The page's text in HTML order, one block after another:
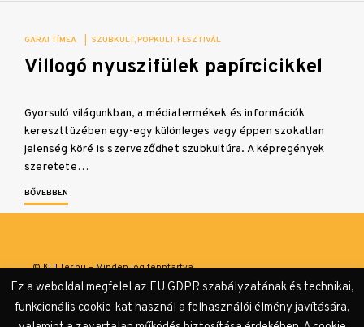
GARAI TÍMEA SZUBKULT POPKULT FESZTIVÁL
Villogó nyuszifülek papírcicikkel
Gyorsuló világunkban, a médiatermékek és információk
kereszttüzében egy-egy különleges vagy éppen szokatlan
jelenség köré is szerveződhet szubkultúra. A képregények
szeretete…
BŐVEBBEN
© KULTer.hu – Minden jog fenntartva
Ez a weboldal megfelel az EU GDPR szabályzatának és technikai,
funkcionális cookie-kat használ a felhasználói élmény javítására,